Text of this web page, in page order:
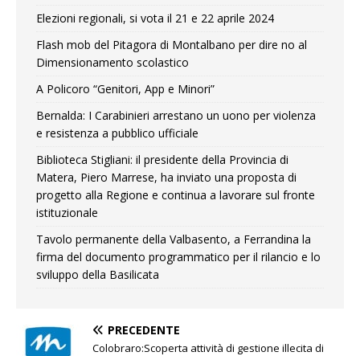
Elezioni regionali, si vota il 21 e 22 aprile 2024
Flash mob del Pitagora di Montalbano per dire no al
Dimensionamento scolastico
A Policoro “Genitori, App e Minori”
Bernalda: I Carabinieri arrestano un uono per violenza
e resistenza a pubblico ufficiale
Biblioteca Stigliani: il presidente della Provincia di
Matera, Piero Marrese, ha inviato una proposta di
progetto alla Regione e continua a lavorare sul fronte
istituzionale
Tavolo permanente della Valbasento, a Ferrandina la
firma del documento programmatico per il rilancio e lo
sviluppo della Basilicata
PRECEDENTE
Colobraro:Scoperta attività di gestione illecita di